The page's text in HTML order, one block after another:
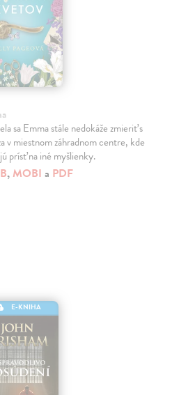
sa Emma stále nedokáže zmieriť s
v miestnom záhradnom centre, kde
prísť na iné myšlienky.
, MOBI a PDF
E-KNIHA